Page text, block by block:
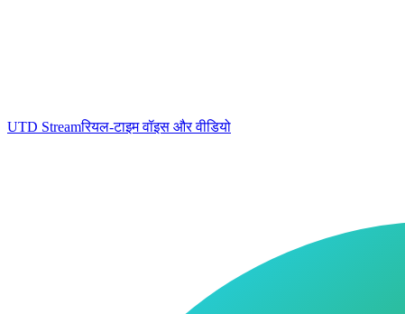
UTD Streamरियल-टाइम वॉइस और वीडियो